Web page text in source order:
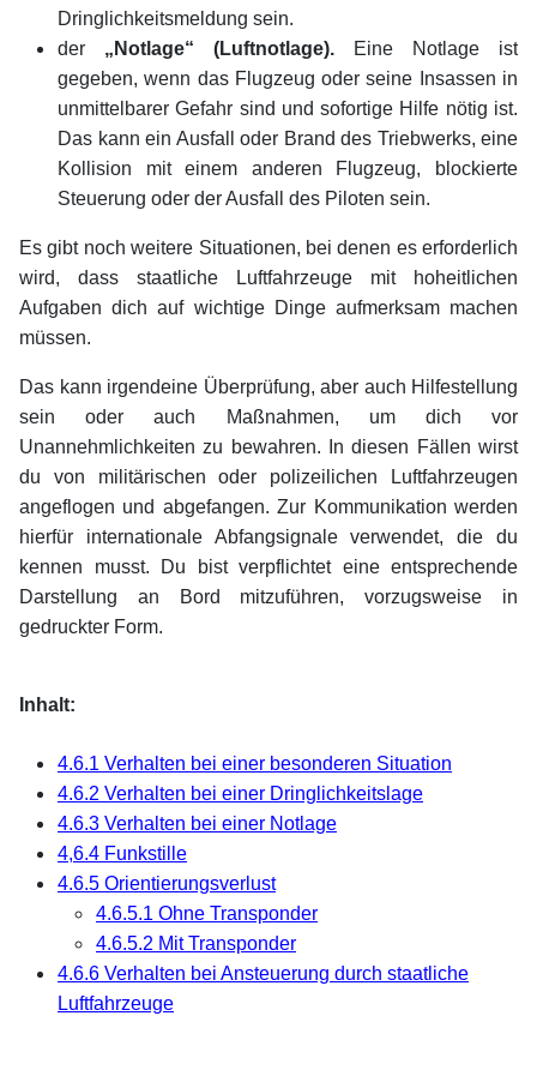
Dringlichkeitsmeldung sein.
der „Notlage“ (Luftnotlage). Eine Notlage ist
gegeben, wenn das Flugzeug oder seine Insassen in
unmittelbarer Gefahr sind und sofortige Hilfe nötig ist.
Das kann ein Ausfall oder Brand des Triebwerks, eine
Kollision mit einem anderen Flugzeug, blockierte
Steuerung oder der Ausfall des Piloten sein.
Es gibt noch weitere Situationen, bei denen es erforderlich
wird, dass staatliche Luftfahrzeuge mit hoheitlichen
Aufgaben dich auf wichtige Dinge aufmerksam machen
müssen.
Das kann irgendeine Überprüfung, aber auch Hilfestellung
sein oder auch Maßnahmen, um dich vor
Unannehmlichkeiten zu bewahren. In diesen Fällen wirst
du von militärischen oder polizeilichen Luftfahrzeugen
angeflogen und abgefangen. Zur Kommunikation werden
hierfür internationale Abfangsignale verwendet, die du
kennen musst. Du bist verpflichtet eine entsprechende
Darstellung an Bord mitzuführen, vorzugsweise in
gedruckter Form.
Inhalt:
4.6.1 Verhalten bei einer besonderen Situation
4.6.2 Verhalten bei einer Dringlichkeitslage
4.6.3 Verhalten bei einer Notlage
4,6.4 Funkstille
4.6.5 Orientierungsverlust
4.6.5.1 Ohne Transponder
4.6.5.2 Mit Transponder
4.6.6 Verhalten bei Ansteuerung durch staatliche
Luftfahrzeuge